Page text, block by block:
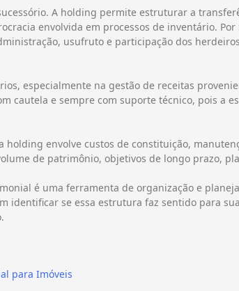
A holding permite estruturar a
envolvida em processos de inventário.
usufruto e participação dos
especialmente na gestão de receitas
cautela e sempre com suporte técnico, pois a
envolve custos de constituição,
de patrimônio, objetivos de longo prazo,
é uma ferramenta de organização e
identificar se essa estrutura faz sentido para
para Imóveis